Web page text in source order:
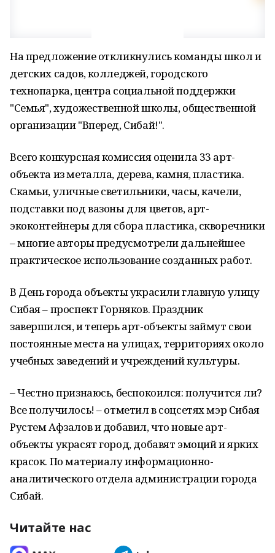
На предложение откликнулись команды школ и
детских садов, колледжей, городского
технопарка, центра социальной поддержки
"Семья", художественной школы, общественной
организации "Вперед, Сибай!".
Всего конкурсная комиссия оценила 33 арт-
объекта из металла, дерева, камня, пластика.
Скамьи, уличные светильники, часы, качели,
подставки под вазоны для цветов, арт-
экоконтейнеры для сбора пластика, скворечники
– многие авторы предусмотрели дальнейшее
практическое использование созданных работ.
В День города объекты украсили главную улицу
Сибая – проспект Горняков. Праздник
завершился, и теперь арт-объекты займут свои
постоянные места на улицах, территориях около
учебных заведений и учреждений культуры.
– Честно признаюсь, беспокоился: получится ли?
Все получилось! – отметил в соцсетях мэр Сибая
Рустем Афзалов и добавил, что новые арт-
объекты украсят город, добавят эмоций и ярких
красок. По материалу информационно-
аналитического отдела администрации города
Сибай.
Читайте нас